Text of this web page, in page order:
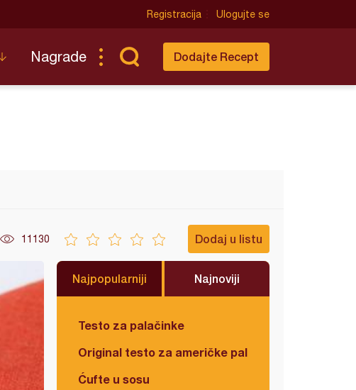
Registracija Ulogujte se
Nagrade Dodajte Recept
11130 Dodaj u listu
Najpopularniji Najnoviji
Testo za palačinke
Original testo za američke palačinke
Ćufte u sosu